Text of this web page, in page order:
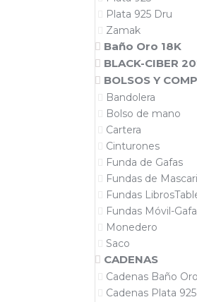
Plata 925 Dru
Zamak
Baño Oro 18K
BLACK-CIBER
BOLSOS Y
Bandolera
Bolso de mano
Cartera
Cinturones
Funda de Gafas
Fundas de
Fundas
Fundas Móvil-
Monedero
Saco
CADENAS
Cadenas Baño
Cadenas Plata 925